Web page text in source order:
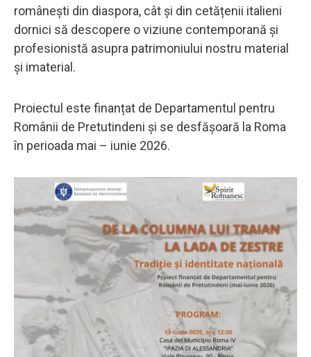
românești din diaspora, cât și din cetățenii italieni
dornici să descopere o viziune contemporană și
profesionistă asupra patrimoniului nostru material
și imaterial.
Proiectul este finanțat de Departamentul pentru
Românii de Pretutindeni și se desfășoară la Roma
în perioada mai – iunie 2026.